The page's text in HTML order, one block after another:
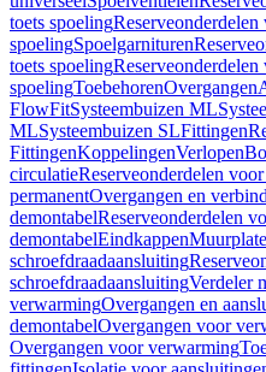
toets spoelingReserveonderdelen
spoelingSpoelgarnituren
toets spoelingReserveonderdelen
spoelingToebehorenOvergangen
FlowFitSysteembuizen ML
MLSysteembuizen SLFittingen
FittingenKoppelingenVerlopen
circulatieReserveonderdelen
permanentOvergangen en
demontabelReserveonderdelen
demontabelEindkappen
schroefdraadaansluiting
schroefdraadaansluitingVerdeler
verwarmingOvergangen en
demontabelOvergangen voor
Overgangen voor verwarming